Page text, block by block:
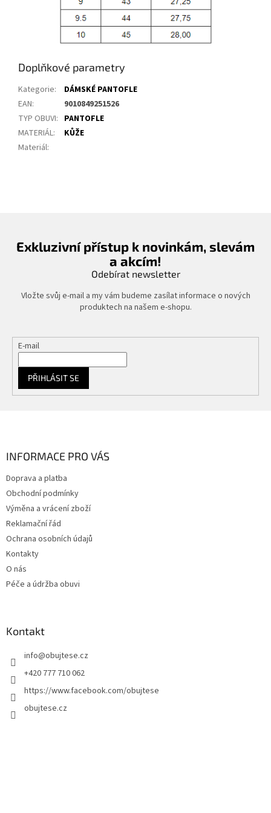
Doplňkové parametry
Kategorie:
DÁMSKÉ PANTOFLE
EAN:
9010849251526
TYP OBUVI: PANTOFLE
MATERIÁL:
KŮŽE
Materiál:
Exkluzivní přístup k novinkám, slevám
a akcím!
Odebírat newsletter
Vložte svůj e-mail a my vám budeme zasílat informace o nových
produktech na našem e-shopu.
E-mail
PŘIHLÁSIT SE
INFORMACE PRO VÁS
Doprava a platba
Obchodní podmínky
Výměna a vrácení zboží
Reklamační řád
Ochrana osobních údajů
Kontakty
O nás
Péče a údržba obuvi
Kontakt
info@obujtese.cz
+420 777 710 062
https://www.facebook.com/obujtese
obujtese.cz